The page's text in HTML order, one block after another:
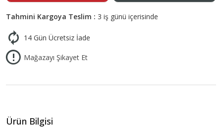
Tahmini Kargoya Teslim : 3 iş günü içerisinde
14 Gün Ücretsiz İade
Mağazayı Şikayet Et
Ürün Bilgisi